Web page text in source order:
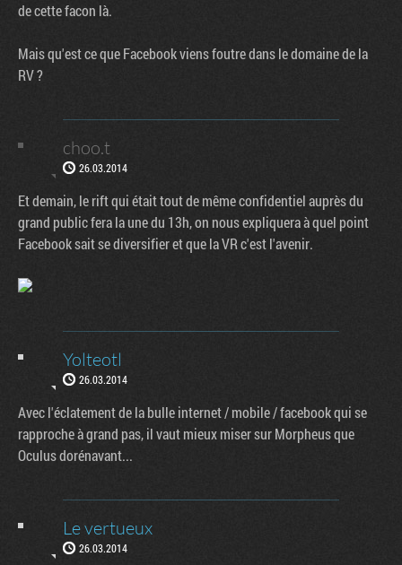
de cette facon là.
Mais qu'est ce que Facebook viens foutre dans le domaine de la
RV ?
choo.t
26.03.2014
Et demain, le rift qui était tout de même confidentiel auprès du
grand public fera la une du 13h, on nous expliquera à quel point
Facebook sait se diversifier et que la VR c'est l'avenir.
Yolteotl
26.03.2014
Avec l'éclatement de la bulle internet / mobile / facebook qui se
rapproche à grand pas, il vaut mieux miser sur Morpheus que
Oculus dorénavant...
Le vertueux
26.03.2014